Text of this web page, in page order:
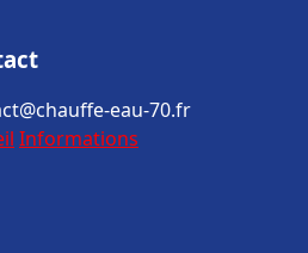
eau-70.fr
Informations